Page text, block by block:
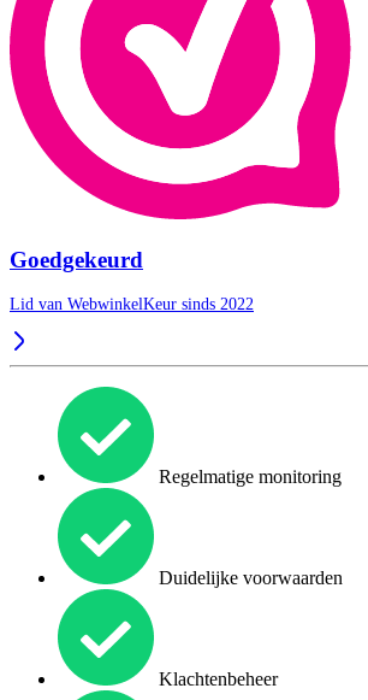
Goedgekeurd
Lid van WebwinkelKeur sinds 2022
Regelmatige monitoring
Duidelijke voorwaarden
Klachtenbeheer